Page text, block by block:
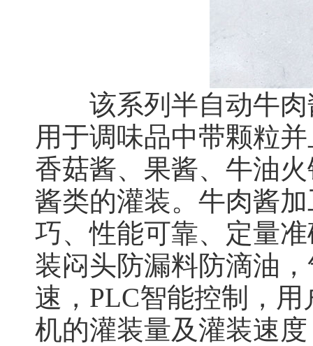
该系列半自动牛肉
用于调味品中带颗粒
香菇酱、果酱、牛油
酱类的灌装。牛肉酱
巧、性能可靠、定量
装闷头防漏料防滴油
速，PLC智能控制，
机的灌装量及灌装速